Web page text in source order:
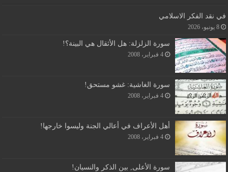
في نقد الفكر الاسلامي
8 يونيو، 2026
سورة الزلزلة: هل الأثقال هي البينة؟!
4 فبراير، 2008
سورة الغاشية: غشو مستحق!
4 فبراير، 2008
أهل الأعراف في أعالي الجنة وليسوا خارجها!
4 فبراير، 2008
سورة الأعلى, بين الذكر والنسيان!